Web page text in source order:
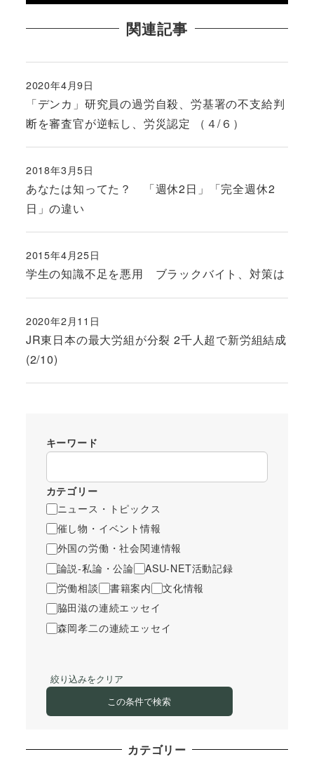
関連記事
「デンカ」研究員の過労自殺、労基署の不支給判
断を審査官が逆転し、労災認定 （４/６）
投稿日
2020年4月9日
あなたは知ってた？ 「週休2日」「完全週休2
日」の違い
投稿日
2018年3月5日
学生の知識不足を悪用 ブラックバイト、対策は
投稿日
2015年4月25日
JR東日本の最大労組が分裂 2千人超で新労組結成
(2/10)
投稿日
2020年2月11日
キーワード
カテゴリー
ニュース・トピックス
催し物・イベント情報
外国の労働・社会関連情報
論説-私論・公論
ASU-NET活動記録
労働相談
書籍案内
文化情報
脇田滋の連続エッセイ
森岡孝二の連続エッセイ
絞り込みをクリア
この条件で検索
カテゴリー